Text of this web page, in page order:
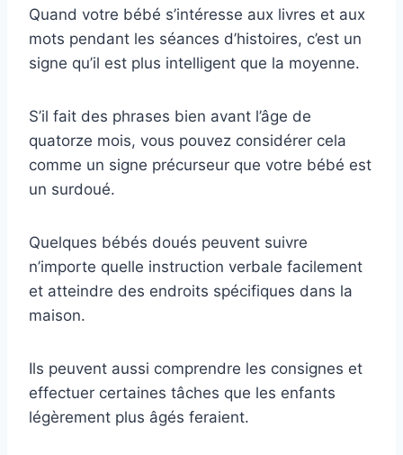
Quand votre bébé s’intéresse aux livres et aux
mots pendant les séances d’histoires, c’est un
signe qu’il est plus intelligent que la moyenne.
S’il fait des phrases bien avant l’âge de
quatorze mois, vous pouvez considérer cela
comme un signe précurseur que votre bébé est
un surdoué.
Quelques bébés doués peuvent suivre
n’importe quelle instruction verbale facilement
et atteindre des endroits spécifiques dans la
maison.
Ils peuvent aussi comprendre les consignes et
effectuer certaines tâches que les enfants
légèrement plus âgés feraient.